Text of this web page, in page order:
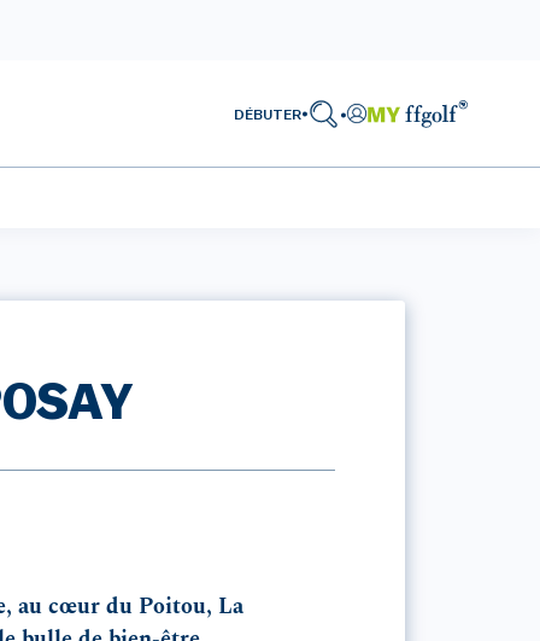
DÉBUTER
au cœur du Poitou, La